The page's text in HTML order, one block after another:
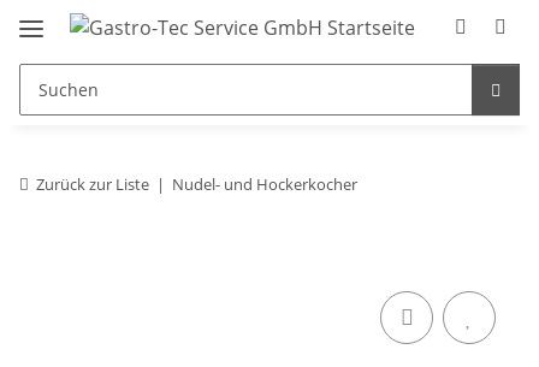
Zurück zur Liste Nudel- und Hockerkocher